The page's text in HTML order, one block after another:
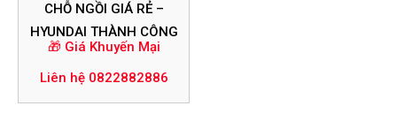
CHỖ NGỒI GIÁ RẺ –
HYUNDAI THÀNH CÔNG
🎁 Giá Khuyến Mại
Liên hệ 0822882886